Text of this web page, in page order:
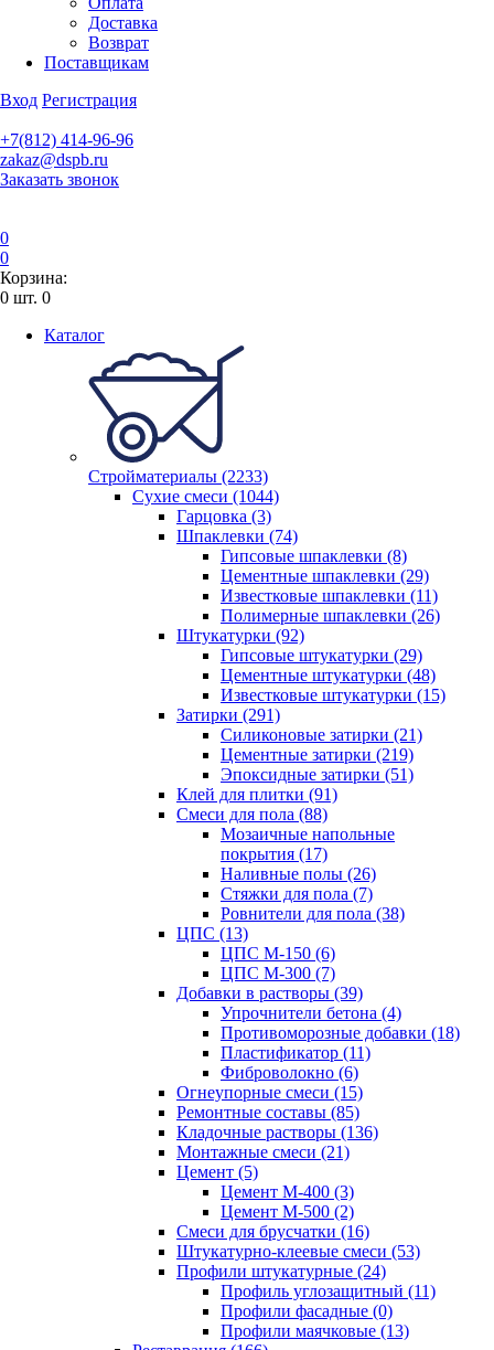
Доставка
Возврат
Поставщикам
Вход Регистрация
+7(812) 414-96-96
zakaz@dspb.ru
Заказать звонок
0
0
Корзина:
0 шт. 0
Каталог
Стройматериалы (2233)
Сухие смеси (1044)
Гарцовка (3)
Шпаклевки (74)
Гипсовые шпаклевки (8)
Цементные шпаклевки (29)
Известковые шпаклевки (11)
Полимерные шпаклевки (26)
Штукатурки (92)
Гипсовые штукатурки (29)
Цементные штукатурки (48)
Известковые штукатурки (15)
Затирки (291)
Силиконовые затирки (21)
Цементные затирки (219)
Эпоксидные затирки (51)
Клей для плитки (91)
Смеси для пола (88)
Мозаичные напольные
покрытия (17)
Наливные полы (26)
Стяжки для пола (7)
Ровнители для пола (38)
ЦПС (13)
ЦПС М-150 (6)
ЦПС М-300 (7)
Добавки в растворы (39)
Упрочнители бетона (4)
Противоморозные добавки (18)
Пластификатор (11)
Фиброволокно (6)
Огнеупорные смеси (15)
Ремонтные составы (85)
Кладочные растворы (136)
Монтажные смеси (21)
Цемент (5)
Цемент М-400 (3)
Цемент М-500 (2)
Смеси для брусчатки (16)
Штукатурно-клеевые смеси (53)
Профили штукатурные (24)
Профиль углозащитный (11)
Профили фасадные (0)
Профили маячковые (13)